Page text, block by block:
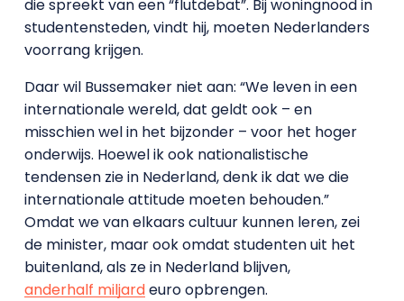
die spreekt van een “flutdebat”. Bij woningnood in
studentensteden, vindt hij, moeten Nederlanders
voorrang krijgen.
Daar wil Bussemaker niet aan: “We leven in een
internationale wereld, dat geldt ook – en
misschien wel in het bijzonder – voor het hoger
onderwijs. Hoewel ik ook nationalistische
tendensen zie in Nederland, denk ik dat we die
internationale attitude moeten behouden.”
Omdat we van elkaars cultuur kunnen leren, zei
de minister, maar ook omdat studenten uit het
buitenland, als ze in Nederland blijven,
anderhalf miljardeuro opbrengen.